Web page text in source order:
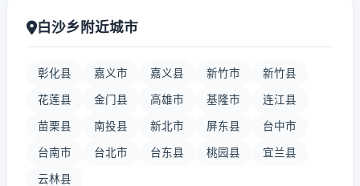
白沙乡附近城市
彰化县 嘉义市 嘉义县 新竹市 新竹县
花莲县 金门县 高雄市 基隆市 连江县
苗栗县 南投县 新北市 屏东县 台中市
台南市 台北市 台东县 桃园县 宜兰县
云林县